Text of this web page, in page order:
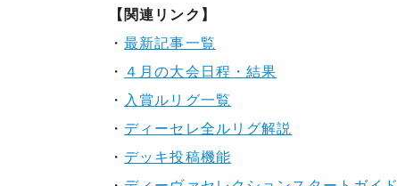
【関連リンク】
・最新記事一覧
・ ４月の大会日程・結果
・ 入賞ルリグ一覧
・ ディーセレ全ルリグ解説
・ デッキ投稿機能